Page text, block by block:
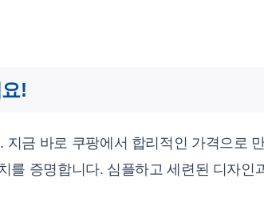
!
금 바로 쿠팡에서 합리적인 가격으로
를 증명합니다. 심플하고 세련된 디자인